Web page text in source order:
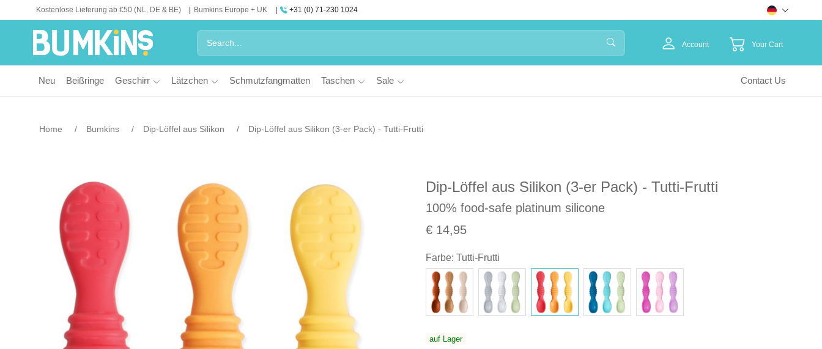
Kostenlose Lieferung ab €50 (NL, DE & BE) Bumkins Europe + UK +31 (0) 71-230 1024
Account Your Cart
Neu Beißringe Geschirr Lätzchen Schmutzfangmatten Taschen Sale Contact Us
Home Bumkins Dip-Löffel aus Silikon Dip-Löffel aus Silikon (3-er Pack) - Tutti-Frutti
Dip-Löffel aus Silikon (3-er Pack) - Tutti-Frutti
100% food-safe platinum silicone
€ 14,95
Farbe: Tutti-Frutti
auf Lager